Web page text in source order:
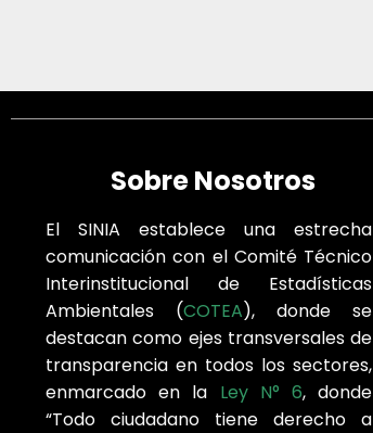
Sobre Nosotros
El SINIA establece una estrecha
comunicación con el Comité Técnico
Interinstitucional de Estadísticas
Ambientales (COTEA), donde se
destacan como ejes transversales de
transparencia en todos los sectores,
enmarcado en la Ley N° 6, donde
“Todo ciudadano tiene derecho a